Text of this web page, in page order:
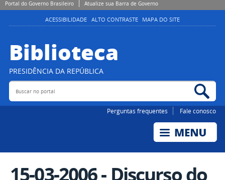
Portal do Governo Brasileiro Atualize sua Barra de Governo
ACESSIBILIDADE ALTO CONTRASTE MAPA DO SITE
Biblioteca
PRESIDÊNCIA DA REPÚBLICA
Buscar no portal
Perguntas frequentes Fale conosco
15-03-2006 - Discurso do